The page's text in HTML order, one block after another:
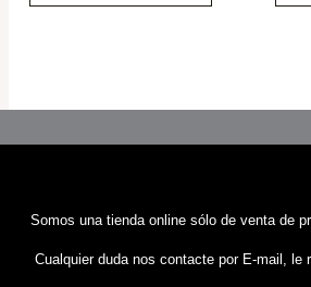
Somos una tienda online sólo de venta de
Cualquier duda nos contacte por E-mail, le